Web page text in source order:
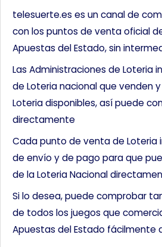
telesuerte.es es un canal de
con los puntos de venta oficial
Apuestas del Estado, sin
Las Administraciones de Loteria
de Loteria nacional que venden
Loteria disponibles, así puede
directamente
Cada punto de venta de Loteria
de envío y de pago para que
de la Loteria Nacional
Si lo desea, puede comprobar
de todos los juegos que
Apuestas del Estado fácilmente